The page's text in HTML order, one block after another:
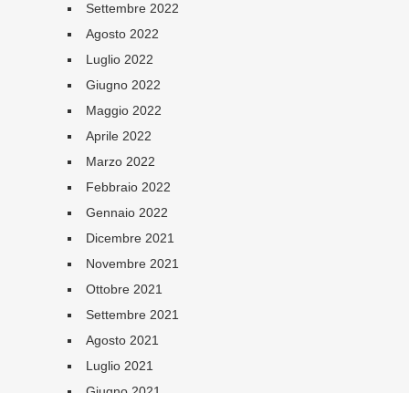
Settembre 2022
Agosto 2022
Luglio 2022
Giugno 2022
Maggio 2022
Aprile 2022
Marzo 2022
Febbraio 2022
Gennaio 2022
Dicembre 2021
Novembre 2021
Ottobre 2021
Settembre 2021
Agosto 2021
Luglio 2021